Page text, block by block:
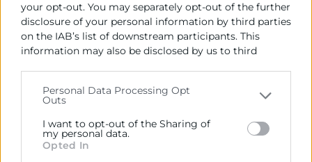
your opt-out. You may separately opt-out of the further
disclosure of your personal information by third parties
on the IAB’s list of downstream participants. This
information may also be disclosed by us to third
Please note that this website/app uses one or more
Google services and may gather and store information
including but not limited to your visit or usage
behaviour. You may click to grant or deny consent to
Personal Data Processing Opt
Outs
I want to opt-out of the Sharing of
my personal data.
Opted In
– China.
PONENTES
en temas de geopolítica y economía.
Ha sido Consejero del Fondo Monetario Internacional,